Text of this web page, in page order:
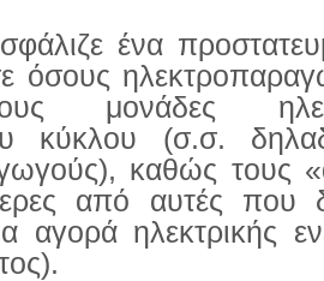
ένα
όσους
μονάδες
κύκλου (σ.σ.
καθώς τους
από αυτές που
αγορά ηλεκτρικής